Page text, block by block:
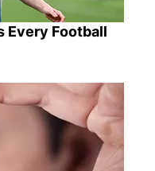
Every Football